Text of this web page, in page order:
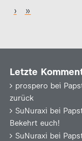
›
»
Letzte
prospero bei
zurück
SuNuraxi bei
Bekehrt euch!
SuNuraxi bei